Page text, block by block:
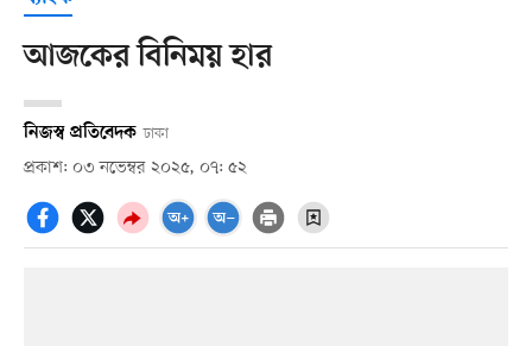
আজকের বিনিময় হার
নিজস্ব প্রতিবেদক ঢাকা
প্রকাশ: ০৩ নভেম্বর ২০২৫, ০৭: ৫২